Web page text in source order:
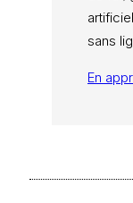
sans
En